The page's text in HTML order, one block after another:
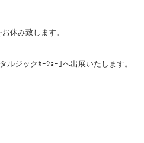
休み致します。
ジックｶｰｼｮｰ｣へ出展いたします。